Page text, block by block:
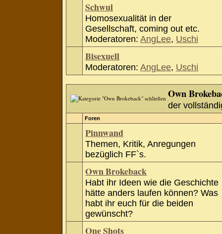
Schwul
Homosexualität in der
Gesellschaft, coming out etc.
Moderatoren: AngLee, Uschi
Bisexuell
Moderatoren: AngLee, Uschi
Own
der
Foren
Pinnwand
Themen, Kritik, Anregungen
bezüglich FF`s.
Own Brokeback
Habt ihr Ideen wie die Geschichte
hätte anders laufen können? Was
habt ihr euch für die beiden
gewünscht?
One Shots